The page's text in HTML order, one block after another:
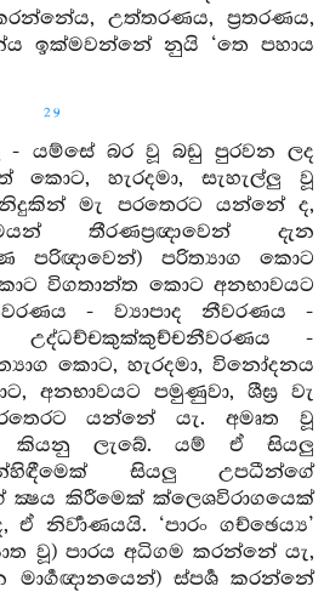
උත්තරණය, ප්‍රතරණය,
ඉක්මවන්නේ නුයි ‘තෙ පහාය
29
- යම්සේ බර වූ බඩු පුරවන ලද
කොට, හැරදමා, සැහැල්ලු වූ
මැ පරතෙරට යන්නේ ද,
තීරණප්‍රඥාවෙන් දැන
පරිඥාවෙන්) පරිත්‍යාග කොට
විගතාන්ත කොට අනභාවයට
- ව්‍යාපාද නීවරණය -
උද්ධච්චකුක්කුච්චනීවරණය -
කොට, හැරදමා, විනෝදනය
අනභාවයට පමුණුවා, ශීඝ්‍ර වැ
යන්නේ යැ. අමෘත වූ
කියනු ලැබේ. යම් ඒ සියලු
සියලු උපධීන්ගේ
ක්‍ෂය කිරීමෙක් ක්ලෙශවිරාගයෙක්
නිර්‍වාණයයි. ‘පාරං ගච්ඡෙය්‍ය’
වූ) පාරය අධිගම කරන්නේ යැ,
මාර්‍ගඥානයෙන්) ස්පර්‍ශ කරන්නේ